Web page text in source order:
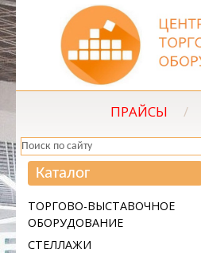
ПРАЙСЫ /
Каталог
ТОРГОВО-ВЫСТАВОЧНОЕ
ОБОРУДОВАНИЕ
СТЕЛЛАЖИ